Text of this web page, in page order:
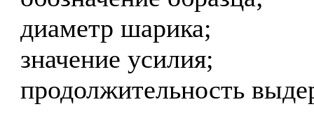
диаметр шарика;
значение усилия;
продолжительность